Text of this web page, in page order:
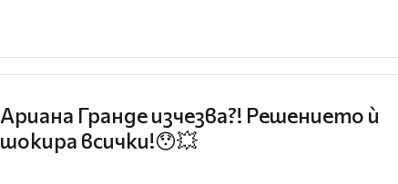
Ариана Гранде изчезва?! Решението ѝ
шокира всички!😯💥